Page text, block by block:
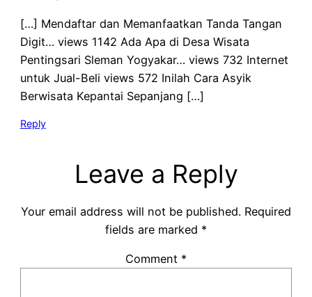
[…] Mendaftar dan Memanfaatkan Tanda Tangan
Digit… views 1142 Ada Apa di Desa Wisata
Pentingsari Sleman Yogyakar… views 732 Internet
untuk Jual-Beli views 572 Inilah Cara Asyik
Berwisata Kepantai Sepanjang […]
Reply
Leave a Reply
Your email address will not be published. Required
fields are marked *
Comment *